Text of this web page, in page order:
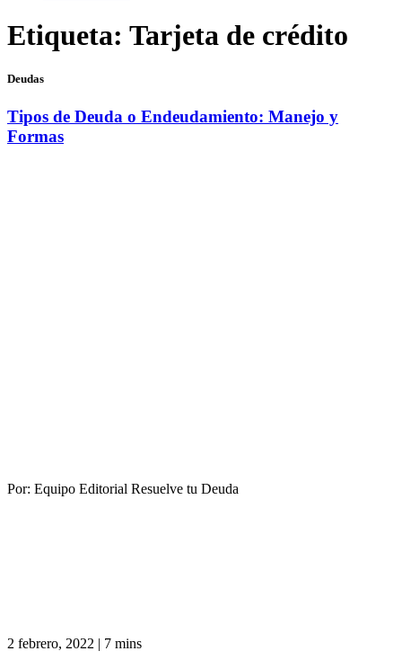
Etiqueta: Tarjeta de crédito
Deudas
Tipos de Deuda o Endeudamiento: Manejo y
Formas
Por: Equipo Editorial Resuelve tu Deuda
2 febrero, 2022 | 7 mins